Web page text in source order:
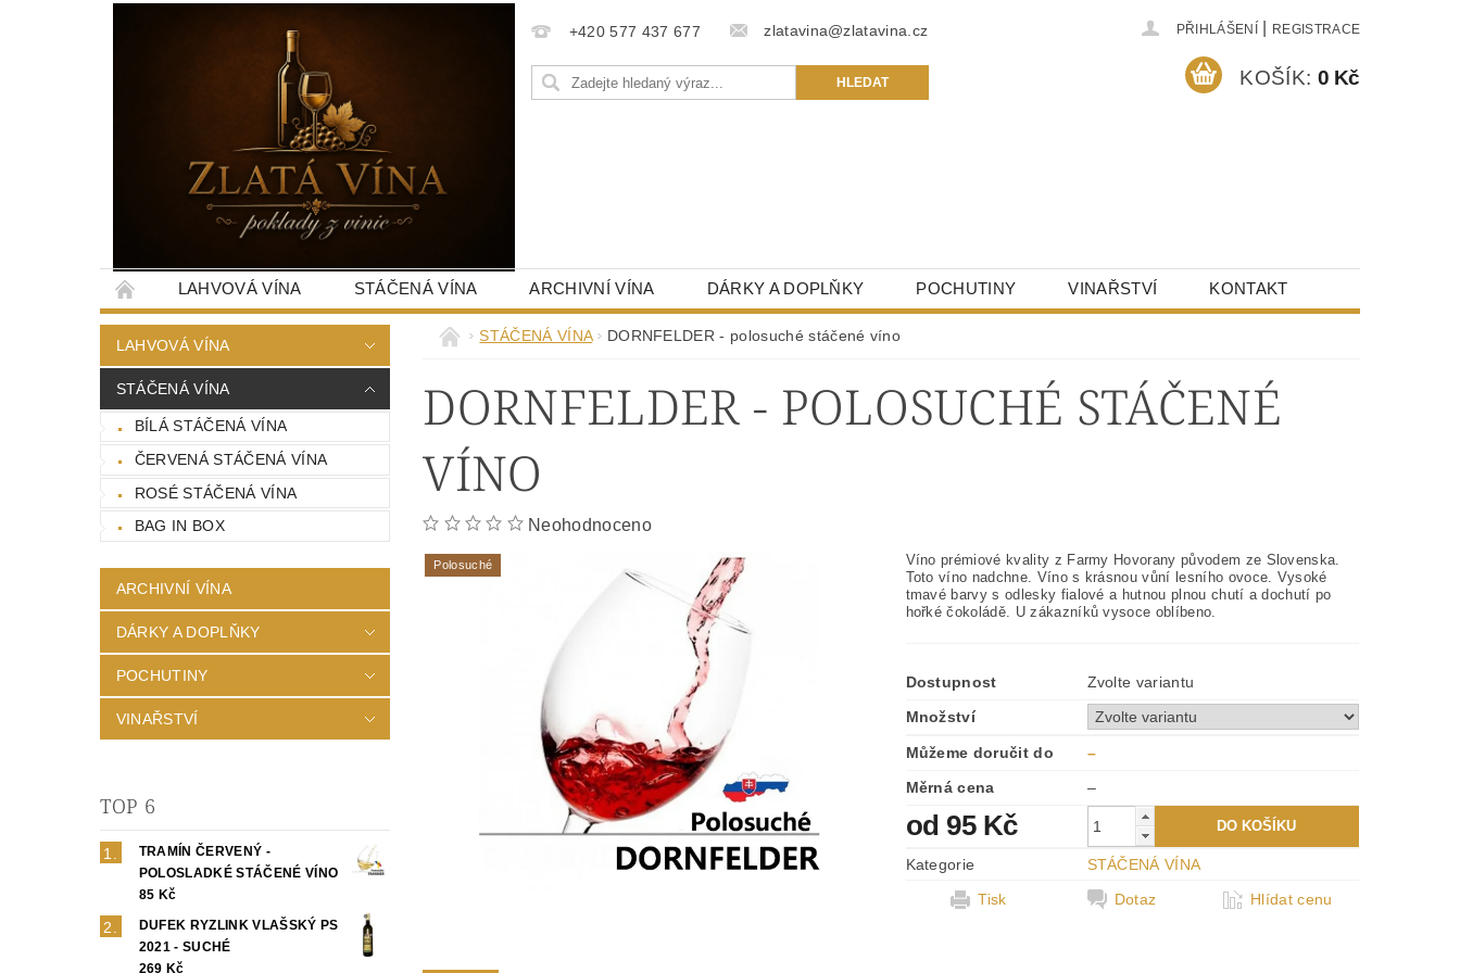
+420 577 437 677 zlatavina@zlatavina.cz PŘIHLÁŠENÍ REGISTRACE
KOŠÍK: 0 Kč
LAHVOVÁ VÍNA STÁČENÁ VÍNA ARCHIVNÍ VÍNA DÁRKY A DOPLŇKY POCHUTINY VINAŘSTVÍ KONTAKT
LAHVOVÁ VÍNA
STÁČENÁ VÍNA
BÍLÁ STÁČENÁ VÍNA
ČERVENÁ STÁČENÁ VÍNA
ROSÉ STÁČENÁ VÍNA
BAG IN BOX
ARCHIVNÍ VÍNA
DÁRKY A DOPLŇKY
POCHUTINY
VINAŘSTVÍ
TOP 6
TRAMÍN ČERVENÝ -
POLOSLADKÉ STÁČENÉ VÍNO
85 Kč
DUFEK RYZLINK VLAŠSKÝ PS
2021 - SUCHÉ
269 Kč
STÁČENÁ VÍNA DORNFELDER - polosuché stáčené víno
DORNFELDER - POLOSUCHÉ STÁČENÉ
VÍNO
Neohodnoceno
Polosuché
Víno prémiové kvality z Farmy Hovorany původem ze Slovenska.
Toto víno nadchne. Víno s krásnou vůní lesního ovoce. Vysoké
tmavé barvy s odlesky fialové a hutnou plnou chutí a dochutí po
hořké čokoládě. U zákazníků vysoce oblíbeno.
Dostupnost
Zvolte variantu
Množství
Můžeme doručit do
–
Měrná cena
–
od 95 Kč
Kategorie
STÁČENÁ VÍNA
Tisk
Dotaz Hlídat cenu